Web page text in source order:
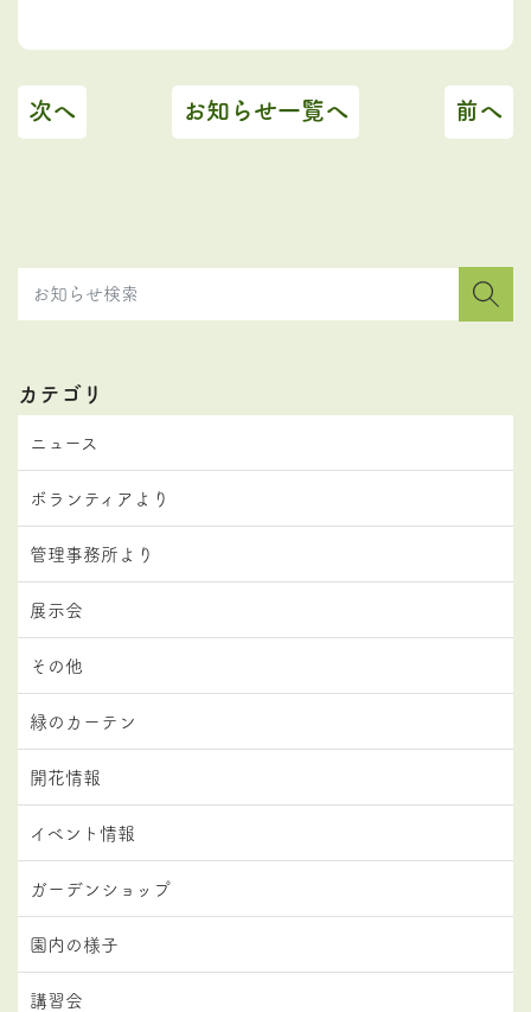
次へ お知らせ一覧へ 前へ
カテゴリ
ニュース
ボランティアより
管理事務所より
展示会
その他
緑のカーテン
開花情報
イベント情報
ガーデンショップ
園内の様子
講習会